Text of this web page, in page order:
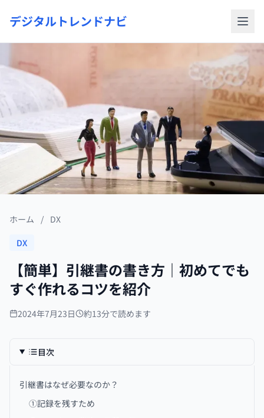
デジタルトレンドナビ
ホーム / DX
DX
【簡単】引継書の書き方｜初めてでも
すぐ作れるコツを紹介
2024年7月23日 約13分で読めます
目次
引継書はなぜ必要なのか？
①記録を残すため